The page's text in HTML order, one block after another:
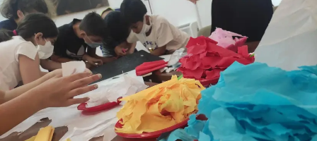
SOCIETÀ
CULTURA
ECONOMIA E LAVORO
EVENTI
SPORT